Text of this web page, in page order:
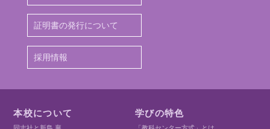
証明書の発行について
採用情報
本校について 学びの特色